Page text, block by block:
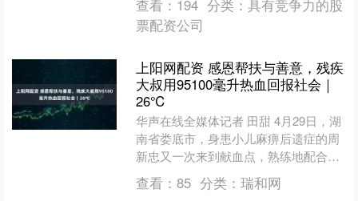
将电梯....
查看： 194 分类： 具有竞争力的股
票配资公司
上阳网配资 感恩帮扶与善意，残疾
大叔用95100毫升热血回报社会｜
26℃
华声在线全媒体记者 田甜 4月29日，湖
南省娄底市，身患小儿麻痹后遗症的周
新忠又一次来到献血点，熟练地配合医
护人员完成献血流程。从2000年第一次
撸起袖子无偿献....
查看： 85 分类： 瑞和网